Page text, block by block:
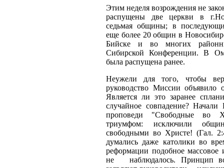
Этим неделя возрождения не
распущены две церкви в
седьмая общины; в
еще более 20 общин в
Бийске и во многих
Сибирской Конференции. В
была распущена ранее.
Неужели для того, чтобы
руководство Миссии объявило
Является ли это заранее
случайное совпадение?
проповеди "Свободные во
триумфом: исключили
свободными во Христе! (Гал.
думались даже католики во
реформации подоб­ное
не наблюдалось. Принцип